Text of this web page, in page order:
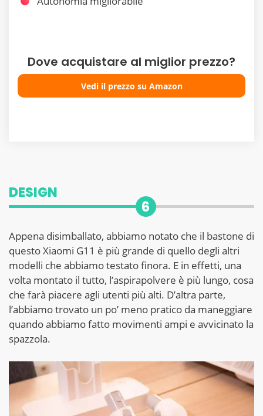
Dove acquistare al miglior prezzo?
Vedi il prezzo su Amazon
DESIGN
6
Appena disimballato, abbiamo notato che il bastone di
questo Xiaomi G11 è più grande di quello degli altri
modelli che abbiamo testato finora. E in effetti, una
volta montato il tutto, l’aspirapolvere è più lungo, cosa
che farà piacere agli utenti più alti. D’altra parte,
l’abbiamo trovato un po’ meno pratico da maneggiare
quando abbiamo fatto movimenti ampi e avvicinato la
spazzola.